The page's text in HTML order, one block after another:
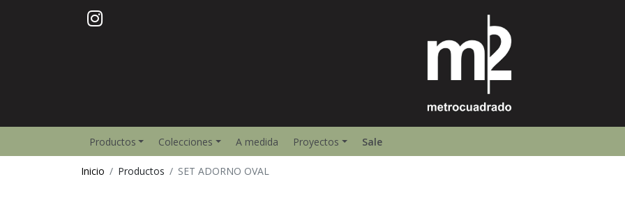
Productos Colecciones A medida Proyectos Sale
Inicio Productos SET ADORNO OVAL